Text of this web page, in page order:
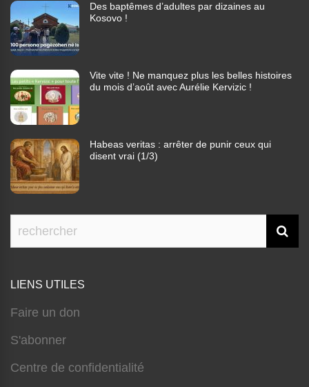
Des baptêmes d’adultes par dizaines au
Kosovo !
Vite vite ! Ne manquez plus les belles histoires
du mois d’août avec Aurélie Kervizic !
Habeas veritas : arrêter de punir ceux qui
disent vrai (1/3)
LIENS UTILES
Faire un don
S'abonner
Centre de confidentialité